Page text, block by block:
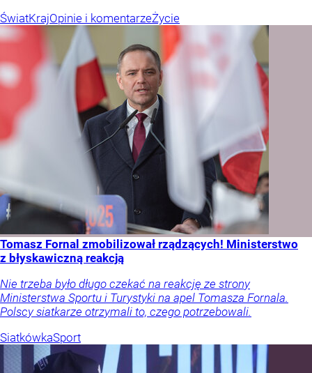
ŚwiatKrajOpinie i komentarzeŻycie
Tomasz Fornal zmobilizował rządzących! Ministerstwo
z błyskawiczną reakcją
Nie trzeba było długo czekać na reakcję ze strony
Ministerstwa Sportu i Turystyki na apel Tomasza Fornala.
Polscy siatkarze otrzymali to, czego potrzebowali.
SiatkówkaSport